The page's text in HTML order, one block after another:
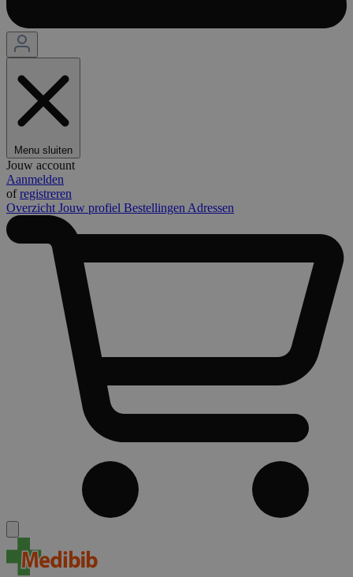
Menu sluiten
Jouw account
Aanmelden
ofregistreren
Overzicht Jouw profiel Bestellingen Adressen